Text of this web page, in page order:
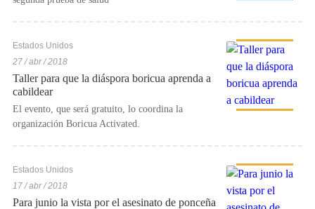
Estados Unidos
27 / abr / 2018
Taller para que la diáspora boricua aprenda a
cabildear
El evento, que será gratuito, lo coordina la
organización Boricua Activated.
Estados Unidos
17 / abr / 2018
Para junio la vista por el asesinato de ponceña